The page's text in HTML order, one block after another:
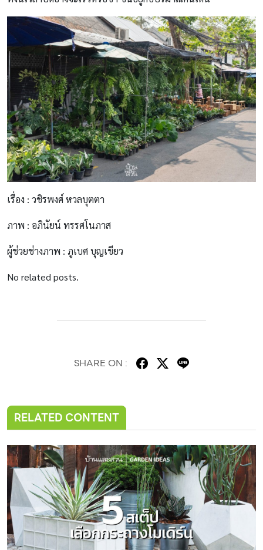
เรื่อง : วชิรพงศ์ หวลบุตตา
ภาพ : อภินัยน์ ทรรศโนภาส
ผู้ช่วยช่างภาพ : ภูเบศ บุญเขียว
No related posts.
SHARE ON :
RELATED CONTENT